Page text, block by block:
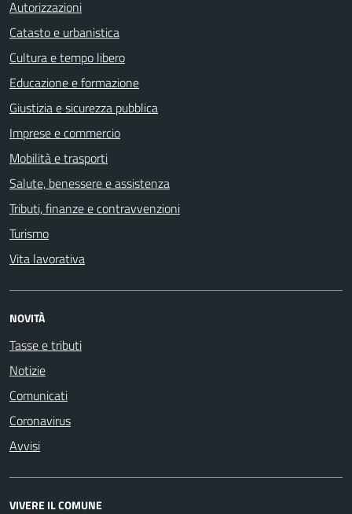
Autorizzazioni
Catasto e urbanistica
Cultura e tempo libero
Educazione e formazione
Giustizia e sicurezza pubblica
Imprese e commercio
Mobilità e trasporti
Salute, benessere e assistenza
Tributi, finanze e contravvenzioni
Turismo
Vita lavorativa
NOVITÀ
Tasse e tributi
Notizie
Comunicati
Coronavirus
Avvisi
VIVERE IL COMUNE